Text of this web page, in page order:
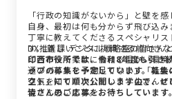
「行政の知識がないから」と壁を
自身、最初は何も分からず飛び込
丁寧に教えてくださるスペシャリ
す。 新しいことに挑戦する前向き
に合わせて柔軟に働ける温かい環
通のバイトじゃ物足りない」「社
空気を知りたい」という学生さん
境だと思います。
DX推進課 デジタル戦略室の皆さん
印西市役所では、令和8年度も引き
ップの募集を予定しています。募
クト」にて順次公開しますので、
皆さんのご応募をお待ちしています。